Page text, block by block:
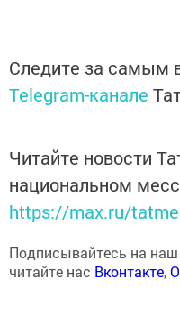
Следите за самым
Telegram-канале
Читайте новости
национальном
https://max.ru/
Подписывайтесь на наш
читайте нас Вконтакте,